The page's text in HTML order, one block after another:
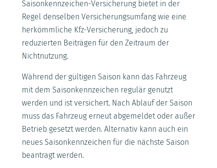
Saisonkennzeichen-Versicherung bietet in der
Regel denselben Versicherungsumfang wie eine
herkömmliche Kfz-Versicherung, jedoch zu
reduzierten Beiträgen für den Zeitraum der
Nichtnutzung.
Während der gültigen Saison kann das Fahrzeug
mit dem Saisonkennzeichen regulär genutzt
werden und ist versichert. Nach Ablauf der Saison
muss das Fahrzeug erneut abgemeldet oder außer
Betrieb gesetzt werden. Alternativ kann auch ein
neues Saisonkennzeichen für die nächste Saison
beantragt werden.